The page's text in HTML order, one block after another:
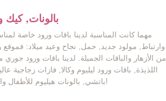
بالونات, كيك
مهما كانت المناسبة لدينا باقات ورود خاصة
وارتباط, مولود جديد, حمل, نجاح وعيد ميلاد:
من الأزهار والباقات الجميلة. لدينا باقات ورود
اللذيذة, باقات ورود ليليوم وكالا, فازات زجاجية
باتشي, بالونات هيليوم للأطفال والكبار, قلب حب, دباديب مع ورود!